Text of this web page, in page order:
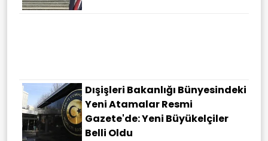
Dışişleri Bakanlığı Bünyesindeki
Yeni Atamalar Resmi
Gazete'de: Yeni Büyükelçiler
Belli Oldu